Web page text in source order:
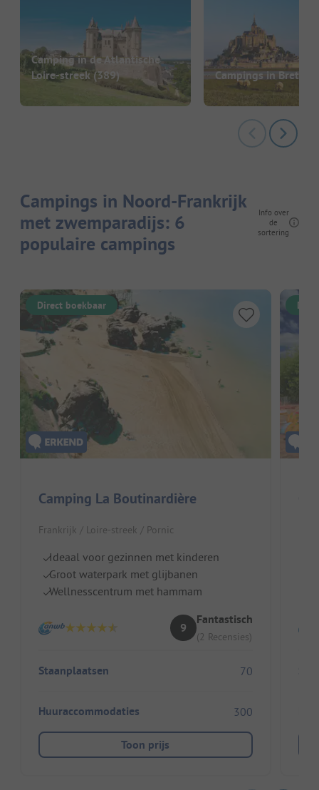
Camping in de Atlantische
Loire-streek (389) Campings in
Campings in Noord-Frankrijk
met zwemparadijs: 6
populaire campings
Info over
de
sortering
Direct boekbaar
Camping La Boutinardière
Frankrijk / Loire-streek / Pornic
Ideaal voor gezinnen met kinderen
Groot waterpark met glijbanen
Wellnesscentrum met hammam
9
Fantastisch
(2 Recensies)
Staanplaatsen 70
Huuraccommodaties 300
Toon prijs